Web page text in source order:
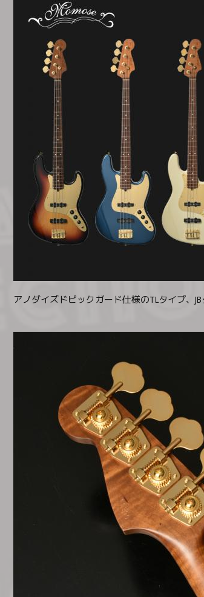
アノダイズドピックガード仕様のTLタイプ、